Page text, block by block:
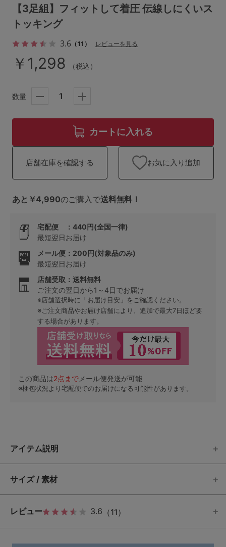
L-AB L-CD L-EF
LL-EF
その他から探す
お気に入り
新着アイテム
ランキング
高評価レビューアイテム
WEB限定アイテム
【3足組】フィットして着圧 伝線しにくいス
トッキング
3.6（11） レビューを見る
￥1,298 （税込）
数量
カートに入れる
店舗在庫を確認する お気に入り追加
あと￥4,990のご購入で送料無料！
宅配便 ：440円(全国一律)
最短翌日お届け
メール便：200円(対象品のみ)
最短翌日お届け
店舗受取：送料無料
ご注文の翌日から1～4日でお届け
※店舗選択時に「お届け目安」をご確認ください。
※ご注文商品やお届け店舗により、追加で最大7日ほど要
する場合があります。
この商品は2点まで メール便発送が可能
※梱包状況より宅配便でのお届けになる可能性があります。
アイテム説明
サイズ / 素材
レビュー 3.6 （11）